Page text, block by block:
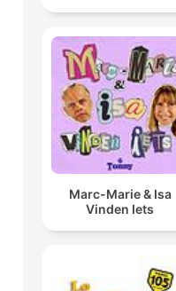
Marc-Marie & Isa
Vinden Iets